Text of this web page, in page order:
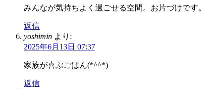
みんなが気持ちよく過ごせる空間。お片づけです。
返信
yoshimin より:
2025年6月13日 07:37
家族が喜ぶごはん(*^^*)
返信